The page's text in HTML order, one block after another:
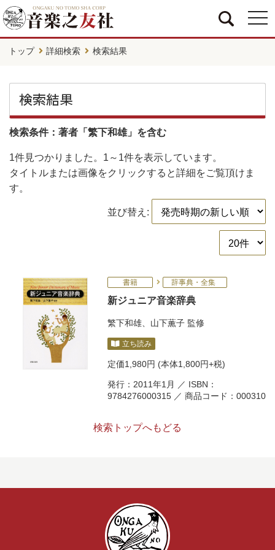
トップ 詳細検索 検索結果
検索結果
検索条件：著者「繁下和雄」を含む
1件見つかりました。 1～1件を表示しています。
タイトルまたは画像をクリックすると詳細をご覧頂けま
す。
並び替え:
書籍 辞事典・全集
新ジュニア音楽辞典
繁下和雄 山下薫子 監修
立ち読み
定価1,980円 (本体1,800円+税)
発行：2011年1月 ／ ISBN：
9784276000315 ／ 商品コード：000310
検索トップへもどる